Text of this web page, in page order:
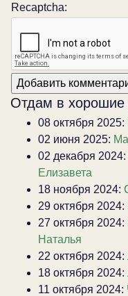
Recaptcha:
Отдам в хорошие
08 октября 2025:
02 июня 2025:
02 декабря 2024:
Елизавета
18 ноября 2024:
29 октября 2024:
27 октября 2024:
Наталья
22 октября 2024:
18 октября 2024:
11 октября 2024: